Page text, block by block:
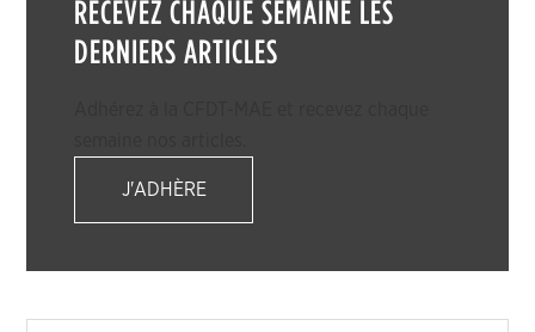
RECEVEZ CHAQUE SEMAINE LES
DERNIERS ARTICLES
J'ADHÈRE